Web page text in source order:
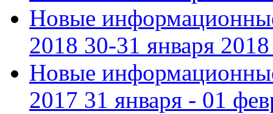
Новые
2018 30-31 января 2018
Новые
2017 31 января - 01